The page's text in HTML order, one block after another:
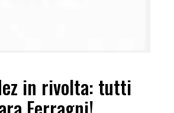
in rivolta: tutti